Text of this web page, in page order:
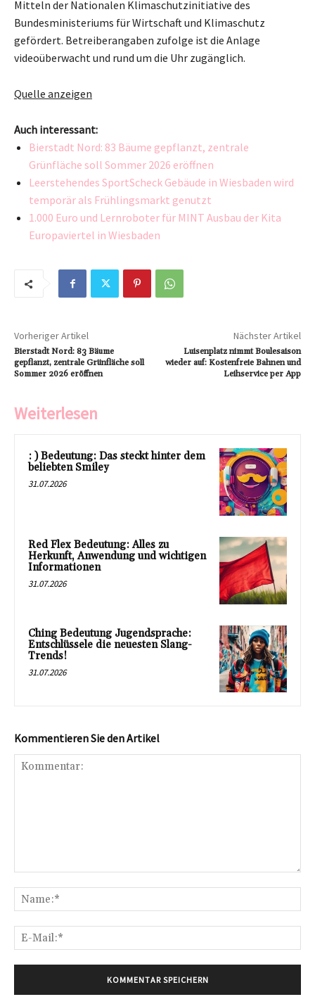
Mitteln der Nationalen Klimaschutzinitiative des
Bundesministeriums für Wirtschaft und Klimaschutz
gefördert. Betreiberangaben zufolge ist die Anlage
videoüberwacht und rund um die Uhr zugänglich.
Quelle anzeigen
Auch interessant:
Bierstadt Nord: 83 Bäume gepflanzt, zentrale
Grünfläche soll Sommer 2026 eröffnen
Leerstehendes SportScheck Gebäude in Wiesbaden wird
temporär als Frühlingsmarkt genutzt
1.000 Euro und Lernroboter für MINT Ausbau der Kita
Europaviertel in Wiesbaden
Vorheriger Artikel
Bierstadt Nord: 83 Bäume
gepflanzt, zentrale Grünfläche soll
Sommer 2026 eröffnen
Nächster Artikel
Luisenplatz nimmt Boulesaison
wieder auf: Kostenfreie Bahnen und
Leihservice per App
Weiterlesen
: ) Bedeutung: Das steckt hinter dem
beliebten Smiley
31.07.2026
Red Flex Bedeutung: Alles zu
Herkunft, Anwendung und wichtigen
Informationen
31.07.2026
Ching Bedeutung Jugendsprache:
Entschlüssele die neuesten Slang-
Trends!
31.07.2026
Kommentieren Sie den Artikel